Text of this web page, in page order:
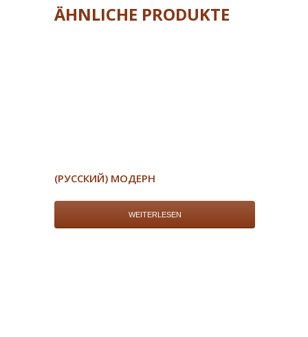
ÄHNLICHE PRODUKTE
(РУССКИЙ) МОДЕРН
WEITERLESEN